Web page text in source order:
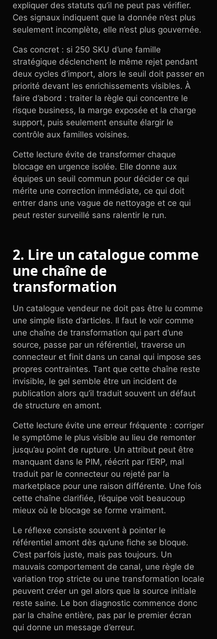
expliquer des statuts qu’il ne peut pas vérifier.
Ces signaux indiquent que la donnée n’est plus
seulement incomplète, elle n’est plus gouvernée.
Cas concret : si 250 SKU d’une famille
stratégique déclenchent le même rejet pendant
deux cycles d’import, alors le seuil doit passer en
priorité devant les enrichissements visibles. À
faire d’abord : traiter la règle qui concentre le
risque business, la marge exposée et la charge
support, puis seulement ensuite élargir le
contrôle aux familles voisines.
Cette lecture évite de transformer chaque
blocage en urgence isolée. Elle donne aux
équipes un seuil commun pour décider ce qui
mérite une correction immédiate, ce qui doit
entrer dans une vague de nettoyage et ce qui
peut rester surveillé sans ralentir le run.
2. Lire un catalogue comme
une chaîne de
transformation
Un catalogue vendeur ne doit pas être lu comme
une simple liste d’articles. Il faut le voir comme
une chaîne de transformation qui part d’une
source, passe par un référentiel, traverse un
connecteur et finit dans un canal qui impose ses
propres contraintes. Tant que cette chaîne reste
invisible, le gel semble être un incident de
publication alors qu’il traduit souvent un défaut
de structure en amont.
Cette lecture évite une erreur fréquente : corriger
le symptôme le plus visible au lieu de remonter
jusqu’au point de rupture. Un attribut peut être
manquant dans le PIM, réécrit par l’ERP, mal
traduit par le connecteur ou rejeté par la
marketplace pour une raison différente. Une fois
cette chaîne clarifiée, l’équipe voit beaucoup
mieux où le blocage se forme vraiment.
Le réflexe consiste souvent à pointer le
référentiel amont dès qu’une fiche se bloque.
C’est parfois juste, mais pas toujours. Un
mauvais comportement de canal, une règle de
variation trop stricte ou une transformation locale
peuvent créer un gel alors que la source initiale
reste saine. Le bon diagnostic commence donc
par la chaîne entière, pas par le premier écran
qui donne un message d’erreur.